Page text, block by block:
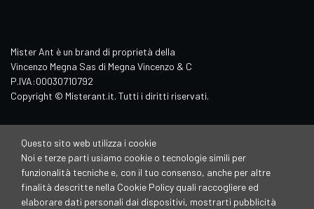
Mister Ant è un brand di proprietà della
Vincenzo Megna Sas di Megna Vincenzo & C
P.IVA:00030710792
Copyright © Misterant.it. Tutti i diritti riservati.
Questo sito web utilizza i cookie
Noi e terze parti usiamo cookie o tecnologie simili per
funzionalità tecniche e, con il tuo consenso, anche per altre
finalità descritte nella Cookie Policy quali raccogliere ed
elaborare dati personali dai dispositivi, mostrarti pubblicità